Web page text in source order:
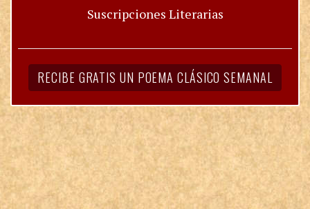
Suscripciones Literarias
RECIBE GRATIS UN POEMA CLÁSICO SEMANAL